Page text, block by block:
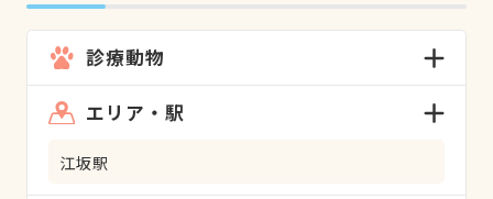
診療動物
エリア・駅
江坂駅